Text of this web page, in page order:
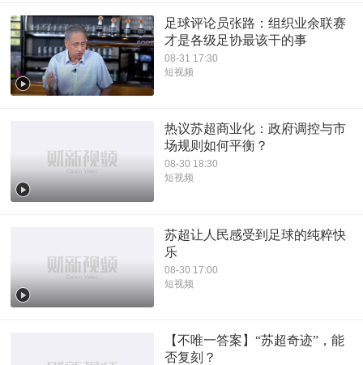
足球评论员张路：组织业余联赛
才是各级足协最该干的事
08-31 17:30
短视频
热议苏超商业化：政府调控与市
场规则如何平衡？
08-30 18:30
短视频
苏超让人民感受到足球的纯粹快
乐
08-30 17:00
短视频
【不唯一答案】“苏超奇迹”，能
否复刻？